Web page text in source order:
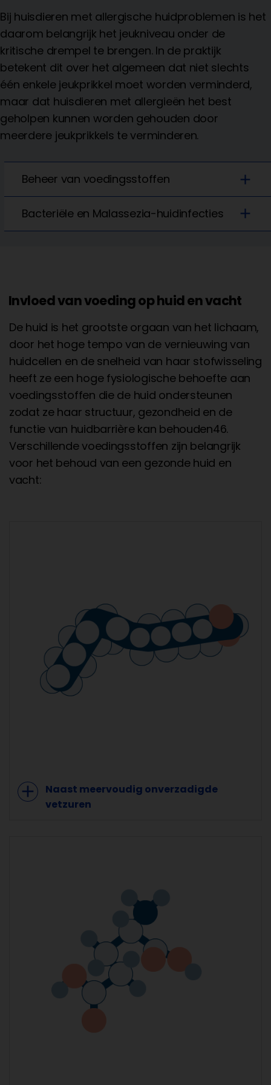
Bij huisdieren met allergische huidproblemen is het
daarom belangrijk het jeukniveau onder de
kritische drempel te brengen. In de praktijk
betekent dit over het algemeen dat niet slechts
één enkele jeukprikkel moet worden verminderd,
maar dat huisdieren met allergieën het best
geholpen kunnen worden gehouden door
meerdere jeukprikkels te verminderen.
Beheer van voedingsstoffen add
Bacteriële en Malassezia-huidinfecties add
Invloed van voeding op huid en vacht
De huid is het grootste orgaan van het lichaam,
door het hoge tempo van de vernieuwing van
huidcellen en de snelheid van haar stofwisseling
heeft ze een hoge fysiologische behoefte aan
voedingsstoffen die de huid ondersteunen
zodat ze haar structuur, gezondheid en de
functie van huidbarrière kan behouden46.
Verschillende voedingsstoffen zijn belangrijk
voor het behoud van een gezonde huid en
vacht:
add
Naast meervoudig onverzadigde
vetzuren